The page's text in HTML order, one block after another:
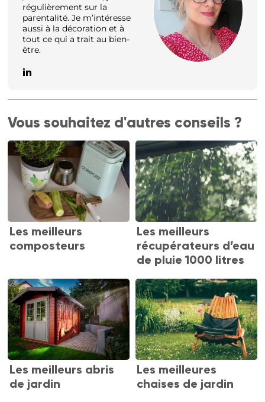
régulièrement sur la
parentalité. Je m’intéresse
aussi à la décoration et à
tout ce qui a trait au bien-
être.
Vous souhaitez d'autres conseils ?
Les meilleurs
composteurs
Les meilleurs
récupérateurs d’eau
de pluie 1000 litres
Les meilleurs abris
de jardin
Les meilleures
chaises de jardin